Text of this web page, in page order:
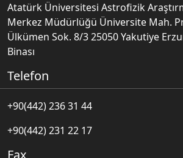
Atatürk Üniversitesi Astrofizik
Merkez Müdürlüğü Üniversite Mah.
Ülkümen Sok. 8/3 25050 Yakutiye
Binası
Telefon
+90(442) 236 31 44
+90(442) 231 22 17